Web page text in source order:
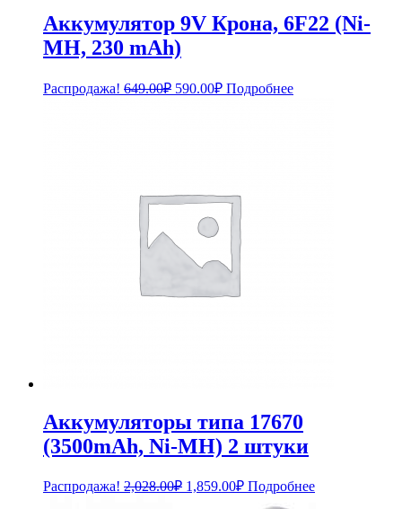
Аккумулятор 9V Крона, 6F22 (Ni-
MH, 230 mAh)
Распродажа! 649.00₽ Первоначальная
590.00₽Текущая
цена:
Подробнее
Аккумуляторы типа 17670
(3500mAh, Ni-MH) 2 штуки
Распродажа! 2,028.00₽ Первоначальная
1,859.00₽Текущая
Подробнее